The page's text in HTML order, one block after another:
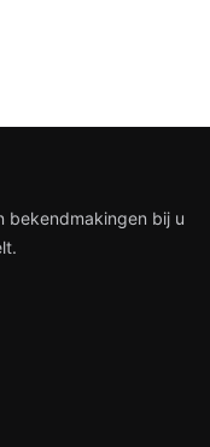
bekendmakingen bij u